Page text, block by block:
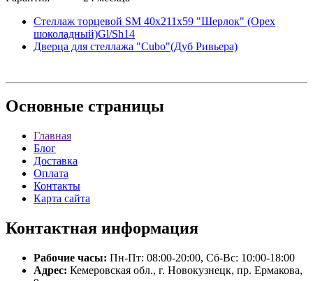
Стеллаж торцевой SM 40x211x59 "Шерлок" (Орех
шоколадный)Gl/Sh14
Дверца для стеллажа "Cubo"(Дуб Ривьера)
Основные страницы
Главная
Блог
Доставка
Оплата
Контакты
Карта сайта
Контактная информация
Рабочие часы: Пн-Пт: 08:00-20:00, Сб-Вс: 10:00-18:00
Адрес: Кемеровская обл., г. Новокузнецк, пр. Ермакова,